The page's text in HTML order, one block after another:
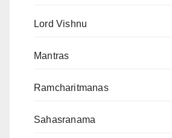
Lord Vishnu
Mantras
Ramcharitmanas
Sahasranama